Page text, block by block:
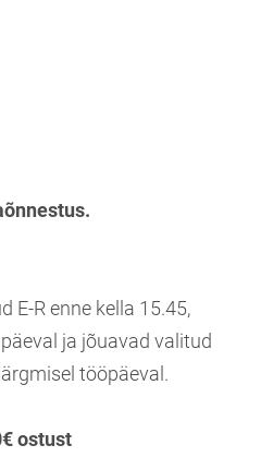
E-R enne kella 15.45,
ja jõuavad valitud
tööpäeval.
ostust